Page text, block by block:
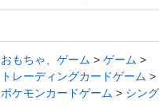
おもちゃ、ゲーム
ゲーム
トレーディングカードゲーム
ポケモンカードゲーム
シン